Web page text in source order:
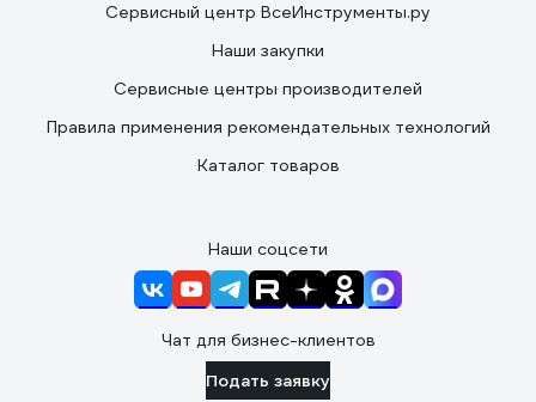
Сервисный центр ВсеИнструменты.ру
Наши закупки
Сервисные центры производителей
Правила применения рекомендательных технологий
Каталог товаров
Наши соцсети
Чат для бизнес-клиентов
Подать заявку